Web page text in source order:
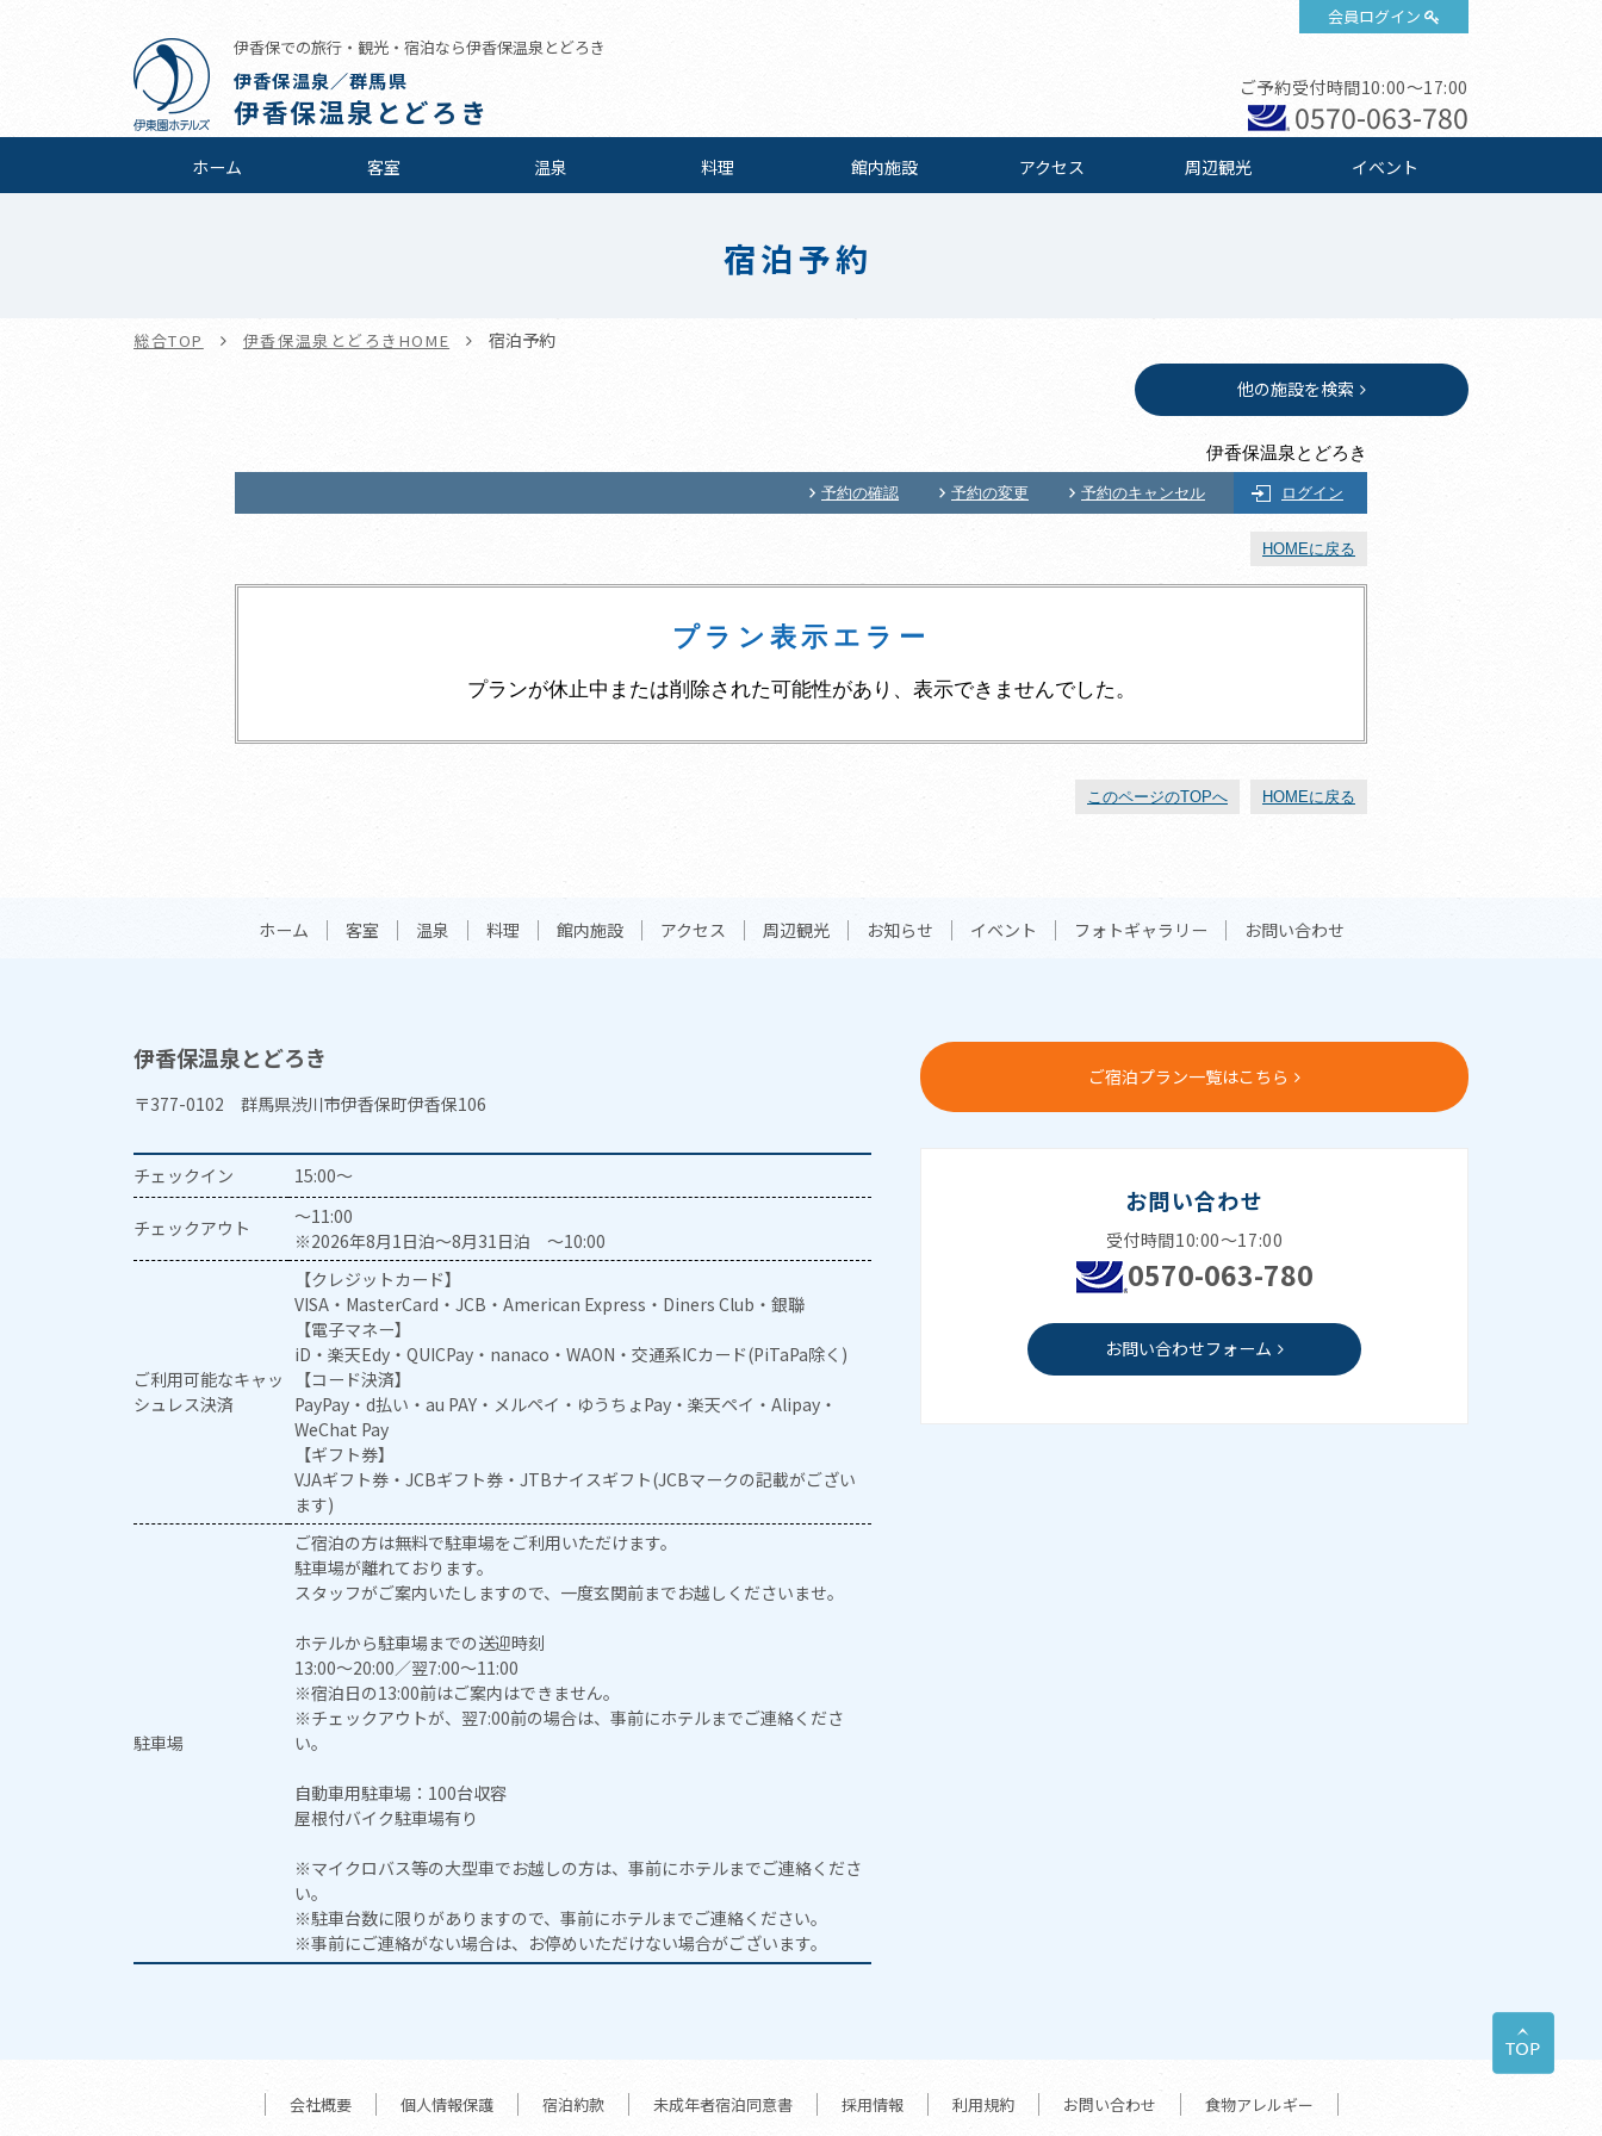
会員ログイン
伊香保での旅行・観光・宿泊なら伊香保温泉とどろき
伊香保温泉／群馬県
伊香保温泉とどろき
ご予約受付時間10:00～17:00
0570-063-780
ホーム 客室 温泉 料理 館内施設 アクセス 周辺観光 イベント
宿泊予約
総合TOP 伊香保温泉とどろきHOME 宿泊予約
他の施設を検索
伊香保温泉とどろき
予約の確認 予約の変更 予約のキャンセル ログイン
HOMEに戻る
プラン表示エラー
プランが休止中または削除された可能性があり、表示できませんでした。
このページのTOPへ HOMEに戻る
ホーム 客室 温泉 料理 館内施設 アクセス 周辺観光 お知らせ イベント フォトギャラリー お問い合わせ
伊香保温泉とどろき
〒377-0102 群馬県渋川市伊香保町伊香保106
チェックイン 15:00～
チェックアウト
～11:00
※2026年8月1日泊～8月31日泊 ～10:00
ご利用可能なキャッ
シュレス決済
【クレジットカード】
VISA・MasterCard・JCB・American Express・Diners Club・銀聯
【電子マネー】
iD・楽天Edy・QUICPay・nanaco・WAON・交通系ICカード(PiTaPa除く)
【コード決済】
PayPay・d払い・au PAY・メルペイ・ゆうちょPay・楽天ペイ・Alipay・
WeChat Pay
【ギフト券】
VJAギフト券・JCBギフト券・JTBナイスギフト(JCBマークの記載がござい
ます)
駐車場
ご宿泊の方は無料で駐車場をご利用いただけます。
駐車場が離れております。
スタッフがご案内いたしますので、一度玄関前までお越しくださいませ。
ホテルから駐車場までの送迎時刻
13:00～20:00／翌7:00～11:00
※宿泊日の13:00前はご案内はできません。
※チェックアウトが、翌7:00前の場合は、事前にホテルまでご連絡くださ
い。
自動車用駐車場：100台収容
屋根付バイク駐車場有り
※マイクロバス等の大型車でお越しの方は、事前にホテルまでご連絡くださ
い。
※駐車台数に限りがありますので、事前にホテルまでご連絡ください。
※事前にご連絡がない場合は、お停めいただけない場合がございます。
ご宿泊プラン一覧はこちら
お問い合わせ
受付時間10:00～17:00
0570-063-780
お問い合わせフォーム
会社概要 個人情報保護 宿泊約款 未成年者宿泊同意書 採用情報 利用規約 お問い合わせ 食物アレルギー